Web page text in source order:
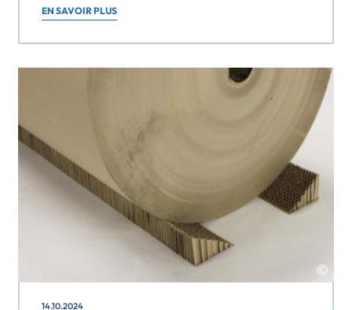
utilisations principales. Industrie Calage de bobines et
tubes Cales bisotées : Utilisées pour stabiliser et caler
EN SAVOIR PLUS
14.10.2024